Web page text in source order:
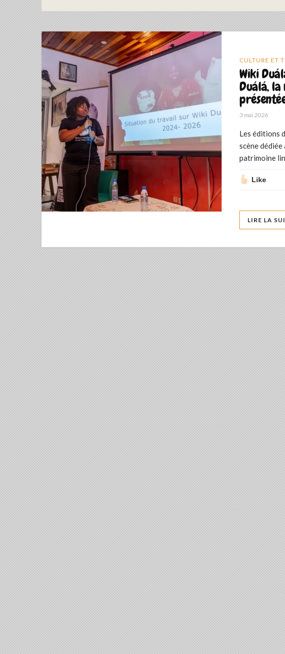
CULTURE ET
Wiki
Duálá,
3 mai 2026
Les éditions
scène
patrimoine
Like
LIRE LA